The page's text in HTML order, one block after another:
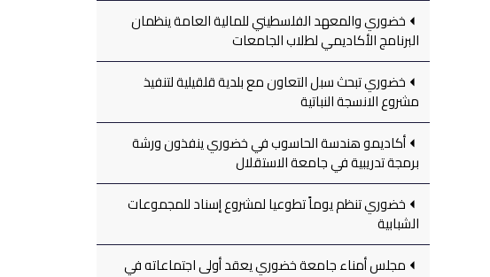
خضوري والمعهد الفلسطيني للمالية العامة ينظمان
البرنامج الأكاديمي لطلاب الجامعات
خضوري تبحث سبل التعاون مع بلدية قلقيلية لتنفيذ
مشروع الانسجة النباتية
أكاديمو هندسة الحاسوب في خضوري ينفذون ورشة
برمجة تدريبية في جامعة الاستقلال
خضوري تنظم يوماً تطوعيا لمشروع إسناد للمجموعات
الشبابية
مجلس أمناء جامعة خضوري يعقد أولى اجتماعاته في